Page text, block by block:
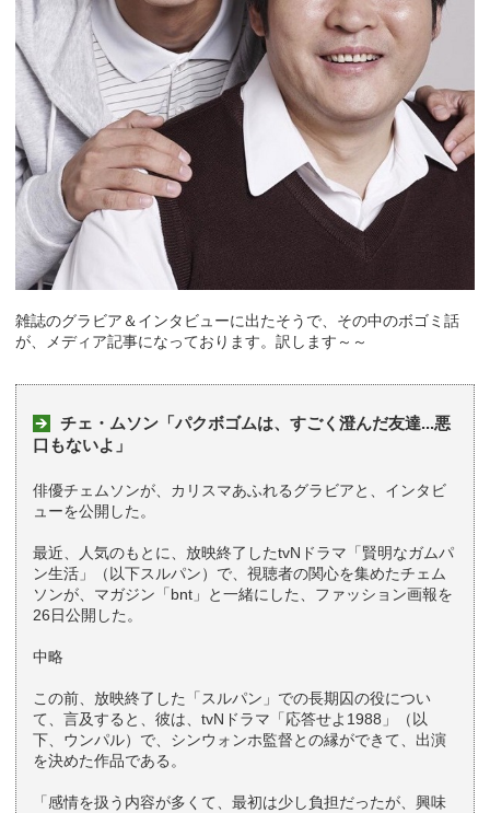
雑誌のグラビア＆インタビューに出たそうで、その中のボゴミ話
が、メディア記事になっております。訳します～～
チェ・ムソン「パクボゴムは、すごく澄んだ友達...悪
口もないよ」
俳優チェムソンが、カリスマあふれるグラビアと、インタビ
ューを公開した。
最近、人気のもとに、放映終了したtvNドラマ「賢明なガムパ
ン生活」（以下スルパン）で、視聴者の関心を集めたチェム
ソンが、マガジン「bnt」と一緒にした、ファッション画報を
26日公開した。
中略
この前、放映終了した「スルパン」での長期囚の役につい
て、言及すると、彼は、tvNドラマ「応答せよ1988」（以
下、ウンパル）で、シンウォンホ監督との縁ができて、出演
を決めた作品である。
「感情を扱う内容が多くて、最初は少し負担だったが、興味